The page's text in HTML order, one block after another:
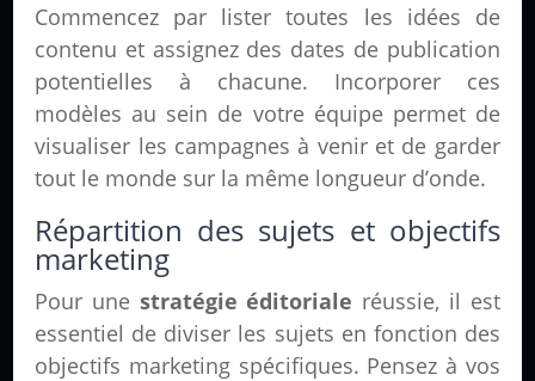
Commencez par lister toutes les idées de
contenu et assignez des dates de publication
potentielles à chacune. Incorporer ces
modèles au sein de votre équipe permet de
visualiser les campagnes à venir et de garder
tout le monde sur la même longueur d’onde.
Répartition des sujets et objectifs
marketing
Pour une stratégie éditoriale réussie, il est
essentiel de diviser les sujets en fonction des
objectifs marketing spécifiques. Pensez à vos